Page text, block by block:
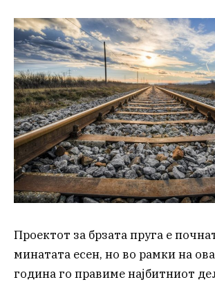
Проектот за брзата пруга е
минатата есен, но во рамки на
година го правиме најбитниот